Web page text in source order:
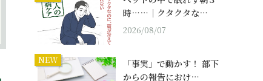
時……｜クタクタな…
2026/08/07
NEW
「事実」で動かす！ 部下
からの報告におけ…